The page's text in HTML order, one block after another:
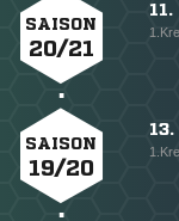
SAISON
20/21
SAISON
19/20